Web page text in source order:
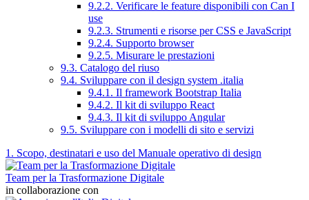
9.2.2. Verificare le feature disponibili con Can I
use
9.2.3. Strumenti e risorse per CSS e JavaScript
9.2.4. Supporto browser
9.2.5. Misurare le prestazioni
9.3. Catalogo del riuso
9.4. Sviluppare con il design system .italia
9.4.1. Il framework Bootstrap Italia
9.4.2. Il kit di sviluppo React
9.4.3. Il kit di sviluppo Angular
9.5. Sviluppare con i modelli di sito e servizi
1. Scopo, destinatari e uso del Manuale operativo di design
Team per la Trasformazione Digitale
in collaborazione con